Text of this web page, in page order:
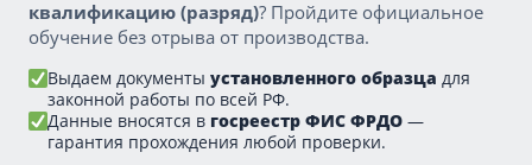
квалификацию (разряд)? Пройдите официальное
обучение без отрыва от производства.
Выдаем документы установленного образца для
законной работы по всей РФ.
Данные вносятся в госреестр ФИС ФРДО —
гарантия прохождения любой проверки.